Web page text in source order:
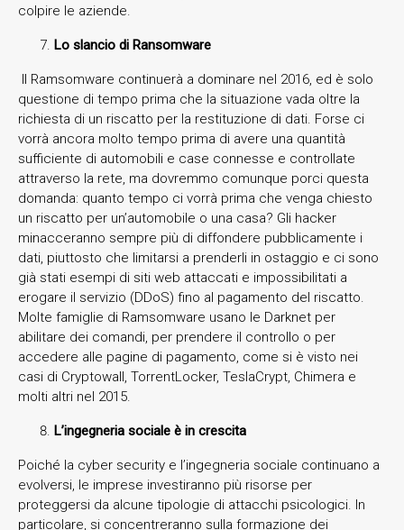
colpire le aziende.
Lo slancio di Ransomware
Il Ramsomware continuerà a dominare nel 2016, ed è solo
questione di tempo prima che la situazione vada oltre la
richiesta di un riscatto per la restituzione di dati. Forse ci
vorrà ancora molto tempo prima di avere una quantità
sufficiente di automobili e case connesse e controllate
attraverso la rete, ma dovremmo comunque porci questa
domanda: quanto tempo ci vorrà prima che venga chiesto
un riscatto per un’automobile o una casa? Gli hacker
minacceranno sempre più di diffondere pubblicamente i
dati, piuttosto che limitarsi a prenderli in ostaggio e ci sono
già stati esempi di siti web attaccati e impossibilitati a
erogare il servizio (DDoS) fino al pagamento del riscatto.
Molte famiglie di Ramsomware usano le Darknet per
abilitare dei comandi, per prendere il controllo o per
accedere alle pagine di pagamento, come si è visto nei
casi di Cryptowall, TorrentLocker, TeslaCrypt, Chimera e
molti altri nel 2015.
L’ingegneria sociale è in crescita
Poiché la cyber security e l’ingegneria sociale continuano a
evolversi, le imprese investiranno più risorse per
proteggersi da alcune tipologie di attacchi psicologici. In
particolare, si concentreranno sulla formazione dei